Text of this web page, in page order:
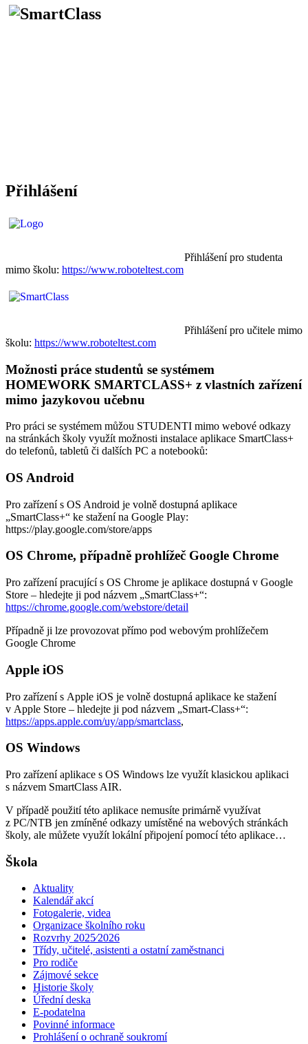
Přihlášení
Přihlášení pro studenta
mimo školu: https://www.roboteltest.com
Přihlášení pro učitele mimo
školu: https://www.roboteltest.com
Možnosti práce studentů se systémem
HOMEWORK SMARTCLASS+ z vlastních zařízení
mimo jazykovou učebnu
Pro práci se systémem můžou STUDENTI mimo webové odkazy
na stránkách školy využít možnosti instalace aplikace SmartClass+
do telefonů, tabletů či dalších PC a notebooků:
OS Android
Pro zařízení s OS Android je volně dostupná aplikace
„SmartClass+“ ke stažení na Google Play:
https://play.google.com/store/apps
OS Chrome, případně prohlížeč Google Chrome
Pro zařízení pracující s OS Chrome je aplikace dostupná v Google
Store – hledejte ji pod názvem „SmartClass+“:
https://chrome.google.com/webstore/detail
Případně ji lze provozovat přímo pod webovým prohlížečem
Google Chrome
Apple iOS
Pro zařízení s Apple iOS je volně dostupná aplikace ke stažení
v Apple Store – hledejte ji pod názvem „Smart-Class+“:
https://apps.apple.com/uy/app/smartclass,
OS Windows
Pro zařízení aplikace s OS Windows lze využít klasickou aplikaci
s názvem SmartClass AIR.
V případě použití této aplikace nemusíte primárně využívat
z PC/NTB jen zmíněné odkazy umístěné na webových stránkách
školy, ale můžete využít lokální připojení pomocí této aplikace…
Škola
Aktuality
Kalendář akcí
Fotogalerie, videa
Organizace školního roku
Rozvrhy 2025⁄2026
Třídy, učitelé, asistenti a ostatní zaměstnanci
Pro rodiče
Zájmové sekce
Historie školy
Úřední deska
E-podatelna
Povinné informace
Prohlášení o ochraně soukromí